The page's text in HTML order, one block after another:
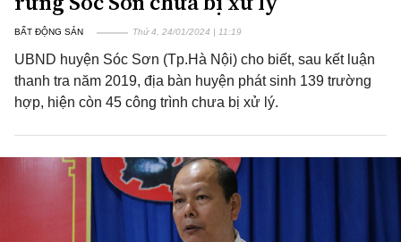
BẤT ĐỘNG SẢN Thứ 4, 24/01/2024 | 11:19
UBND huyện Sóc Sơn (Tp.Hà Nội) cho biết, sau kết luận
thanh tra năm 2019, địa bàn huyện phát sinh 139 trường
hợp, hiện còn 45 công trình chưa bị xử lý.